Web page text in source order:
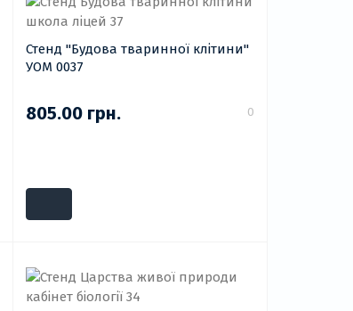
Стенд "Будова тваринної клітини"
УОМ 0037
805.00 грн. 0